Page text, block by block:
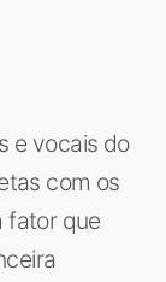
e vocais do
com os
fator que